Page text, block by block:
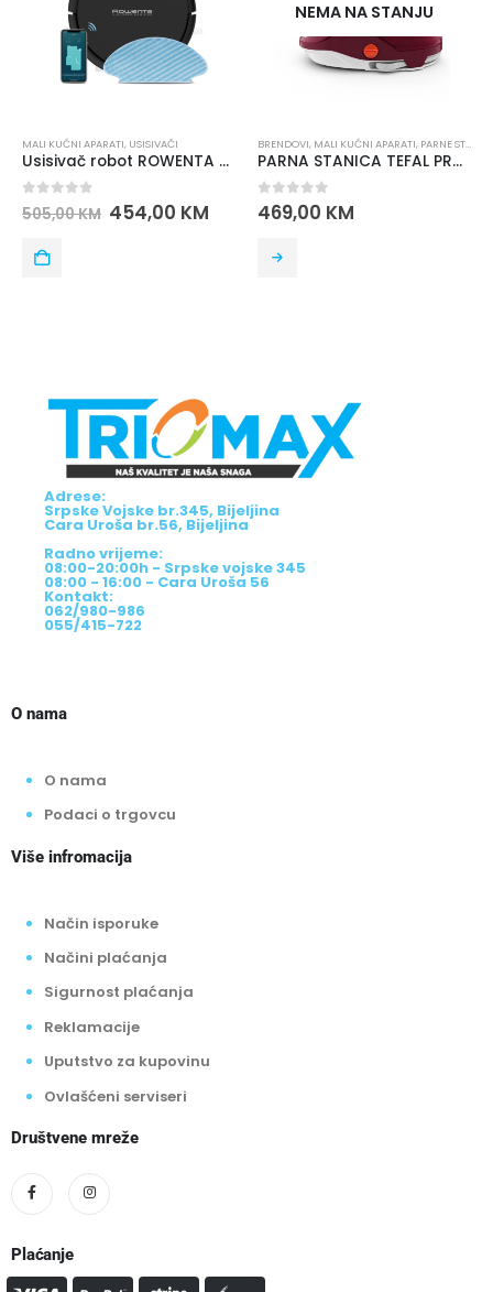
Usisivač robot ROWENTA X-PLORER SERIE 50 RR7375WH
KM
NEMA NA STANJU
BRENDOVI, MALI KUĆNI APARATI,PARNE STANICE ,PEGLE,TEFAL
PARNA STANICA TEFAL PRO EXPRESS PROTECT GV9220E0
0out of 5
469,00KM
TOSTER ISKRA
Adrese:
Srpske Vojske br.345, Bijeljina
Cara Uroša br.56, Bijeljina
Radno vrijeme:
08:00-20:00h - Srpske vojske 345
08:00 - 16:00 - Cara Uroša 56
Kontakt:
062/980-986
055/415-722
O nama
O nama
Podaci o trgovcu
Više infromacija
Način isporuke
Načini plaćanja
Sigurnost plaćanja
Reklamacije
Uputstvo za kupovinu
Ovlašćeni serviseri
Društvene mreže
Plaćanje